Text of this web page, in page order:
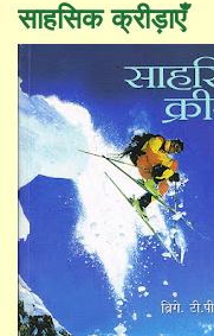
साहसिक क्रीड़ाएँ